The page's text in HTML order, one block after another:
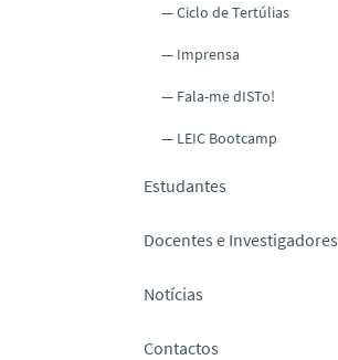
Ciclo de Tertúlias
Imprensa
Fala-me dISTo!
LEIC Bootcamp
Estudantes
Docentes e Investigadores
Notícias
Contactos